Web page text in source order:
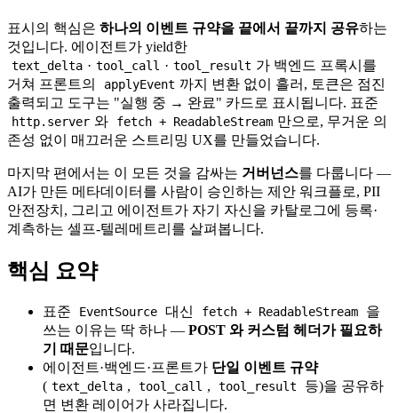
표시의 핵심은 하나의 이벤트 규약을 끝에서 끝까지 공유하는
것입니다. 에이전트가 yield한
text_delta · tool_call · tool_result 가 백엔드 프록시를
거쳐 프론트의
applyEvent 까지 변환 없이 흘러, 토큰은 점진
출력되고 도구는 "실행 중 → 완료" 카드로 표시됩니다. 표준
http.server 와 fetch + ReadableStream 만으로, 무거운 의
존성 없이 매끄러운 스트리밍 UX를 만들었습니다.
마지막 편에서는 이 모든 것을 감싸는 거버넌스를 다룹니다 —
AI가 만든 메타데이터를 사람이 승인하는 제안 워크플로, PII
안전장치, 그리고 에이전트가 자기 자신을 카탈로그에 등록·
계측하는 셀프-텔레메트리를 살펴봅니다.
핵심 요약
표준 EventSource 대신 fetch + ReadableStream
을
쓰는 이유는 딱 하나 — POST 와 커스텀 헤더가 필요하
기 때문입니다.
에이전트·백엔드·프론트가 단일 이벤트 규약
( text_delta , tool_call , tool_result
등)을 공유하
면 변환 레이어가 사라집니다.